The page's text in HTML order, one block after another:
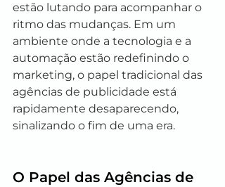
estão lutando para acompanhar o
ritmo das mudanças. Em um
ambiente onde a tecnologia e a
automação estão redefinindo o
marketing, o papel tradicional das
agências de publicidade está
rapidamente desaparecendo,
sinalizando o fim de uma era.
O Papel das Agências de